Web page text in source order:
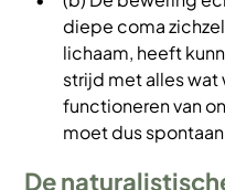
diepe coma
lichaam, heeft
strijd met alles wat
functioneren van
moet dus
De